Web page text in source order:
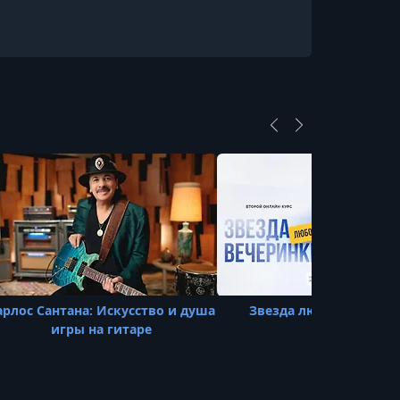
УРОК 23. 00:18:03
23. Live Shows Practicalities and
Performance
УРОК 24. 00:16:39
24. Bands and Collaboration
УРОК 25.
25. Gear Tom's Guitars and Amps
УРОК 26.
Сантана: Искусство и душа
игры на гитаре
Звезда любой